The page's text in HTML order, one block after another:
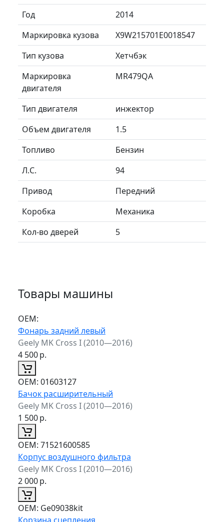
Год
2014
Маркировка кузова
X9W215701E0018547
Тип кузова
Хетчбэк
Маркировка
двигателя
MR479QA
Тип двигателя
инжектор
Объем двигателя
1.5
Топливо
Бензин
Л.C.
94
Привод
Передний
Коробка
Механика
Кол-во дверей
5
Товары машины
ОЕМ:
Фонарь задний левый
Geely MK Cross I (2010—2016)
4 500р.
ОЕМ: 01603127
Бачок расширительный
Geely MK Cross I (2010—2016)
1 500р.
ОЕМ: 71521600585
Корпус воздушного фильтра
Geely MK Cross I (2010—2016)
2 000р.
ОЕМ: Ge09038kit